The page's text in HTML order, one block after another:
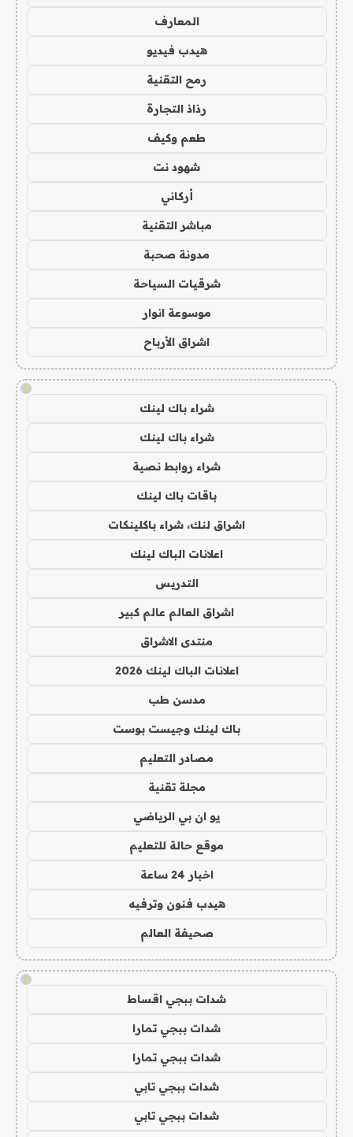
المعارف
هيدب فيديو
رمح التقنية
رذاذ التجارة
طعم وكيف
شهود نت
أركاني
مباشر التقنية
مدونة صحبة
شرقيات السياحة
موسوعة انوار
اشراق الأرباح
!
شراء باك لينك
شراء باك لينك
شراء روابط نصية
باقات باك لينك
اشراق لنك، شراء باكلينكات
اعلانات الباك لينك
التدريس
اشراق العالم عالم كبير
منتدى الاشراق
اعلانات الباك لينك 2026
مدسن طب
باك لينك وجيست بوست
مصادر التعليم
مجلة تقنية
يو ان بي الرياضي
موقع حالة للتعليم
اخبار 24 ساعة
هيدب فنون وترفيه
صحيفة العالم
!
شدات ببجي اقساط
شدات ببجي تمارا
شدات ببجي تمارا
شدات ببجي تابي
شدات ببجي تابي